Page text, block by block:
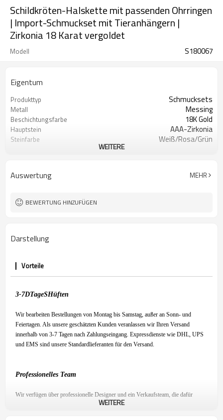
Schildkröten-Halskette mit passenden Ohrringen
| Import-Schmuckset mit Tieranhängern |
Zirkonia 18 Karat vergoldet
Modell S180067
Eigentum
Produkttyp Schmucksets
Metall Messing
Beschichtungsfarbe 18K Gold
Hauptstein AAA-Zirkonia
Steinfarbe Weiß/Rosa/Grün
WEITERE
Auswertung MEHR
BEWERTUNG HINZUFÜGEN
Darstellung
Vorteile
3-7DTageSHüften
Wir bearbeiten Bestellungen von Montag bis Samstag, außer an Sonn- und
Feiertagen. Als unsere geschätzten Kunden veranlassen wir Ihren Versand
innerhalb von 3-7 Tagen nach Zahlungseingang. Expressdienste wie DHL, UPS
und EMS sind unsere Standardlieferanten für den Versand.
Professionelles Team
Wir verfügen über professionelle Designer und ein Verkaufsteam, die dafür
sorgen, dass Sie mit unserem Produkt zufrieden sind und ein angenehmes
WEITERE